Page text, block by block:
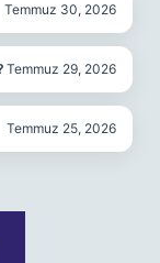
Temmuz 30, 2026
Temmuz 29, 2026
Temmuz 25, 2026